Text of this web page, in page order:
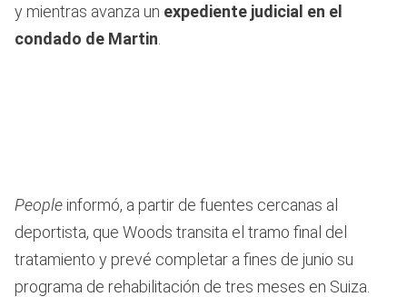
y mientras avanza un expediente judicial en el
condado de Martin
People informó, a partir de fuentes cercanas al
deportista, que Woods transita el tramo final del
tratamiento y prevé completar a fines de junio su
programa de rehabilitación de tres meses en Suiza.